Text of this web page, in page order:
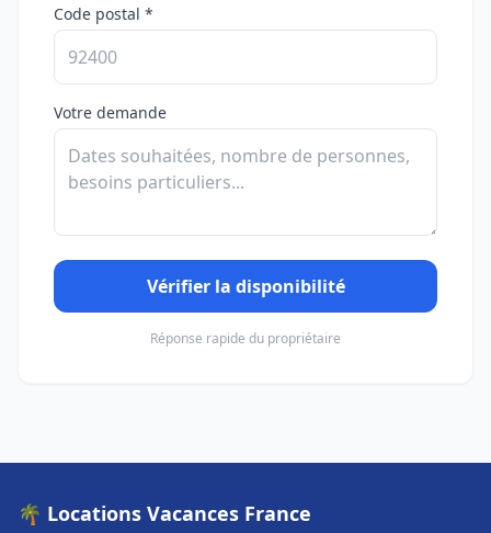
Code postal *
Votre demande
Vérifier la disponibilité
Réponse rapide du propriétaire
🌴 Locations Vacances France